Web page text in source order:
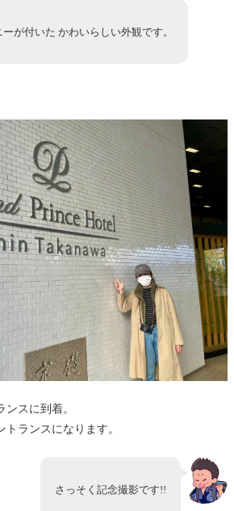
が付いた かわいらしい外観です。
スに到着。
ランスになります。
さっそく記念撮影です!!